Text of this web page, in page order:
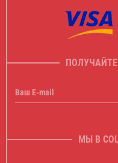
Ваш E-mail
МЫ В